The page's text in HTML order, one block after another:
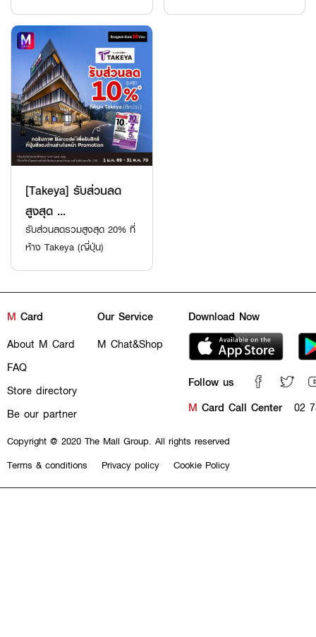
[Takeya] รับส่วนลด
สูงสุด ...
รับส่วนลดรวมสูงสุด 20% ที่
ห้าง Takeya (ญี่ปุ่น)
M Card
About M Card
FAQ
Store directory
Be our partner
Our Service
M Chat&Shop
Download Now
Follow us
M Card Call Center 02
Copyright @ 2020 The Mall Group. All rights reserved
Terms & conditions
Privacy policy Cookie Policy